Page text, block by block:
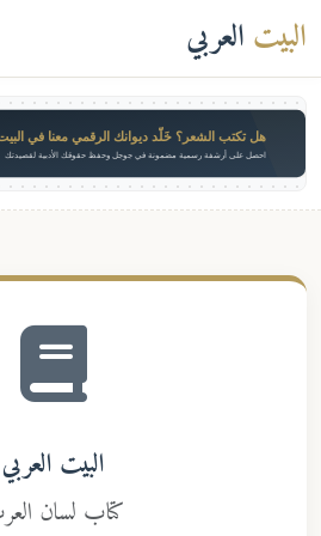
البيت العربي
هل تكتب الشعر؟ خَلّد ديوانك الرقمي معنا في
احصل على أرشفة رسمية مضمونة في جوجل وحفظ حقوقك الأدبية لقصيدتك
البيت العربي
كتاب لسان